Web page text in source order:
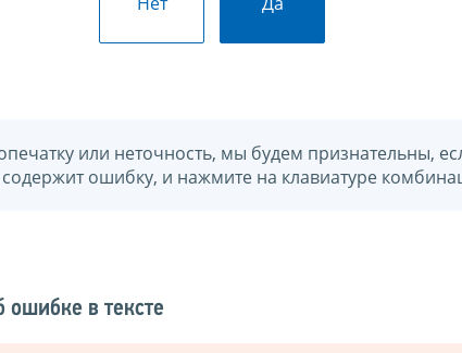
или неточность, мы будем признательны,
ошибку, и нажмите на клавиатуре
ошибке в тексте